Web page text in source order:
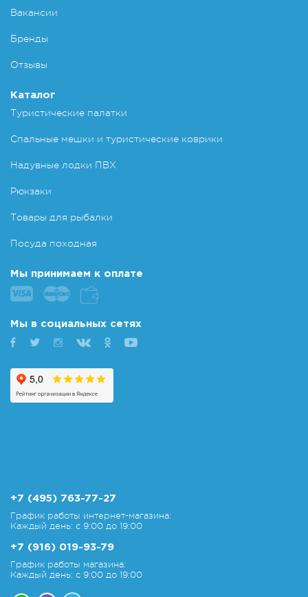
Вакансии
Бренды
Отзывы
Каталог
Туристические палатки
Спальные мешки и туристические коврики
Надувные лодки ПВХ
Рюкзаки
Товары для рыбалки
Посуда походная
Мы принимаем к оплате
Мы в социальных сетях
+7 (495) 763-77-27
График работы интернет-магазина:
Каждый день: с 9:00 до 19:00
+7 (916) 019-93-79
График работы магазина:
Каждый день: с 9:00 до 19:00